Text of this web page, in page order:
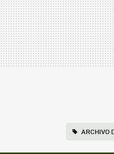
ARCHIVO